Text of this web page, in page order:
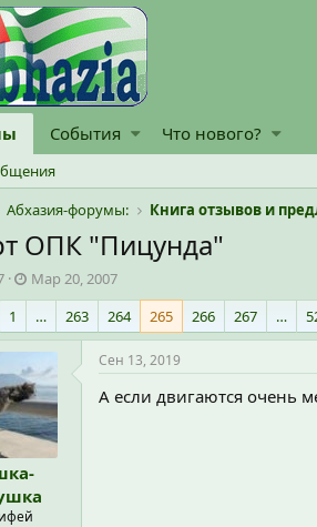
События Что нового?
Абхазия-форумы: Книга отзывов и
ОПК "Пицунда"
Д
а
а
н
а
ч
а
л
а
Мар 20, 2007
1 … 263 264 265 266 267 …
Сен 13, 2019
А если двигаются очень